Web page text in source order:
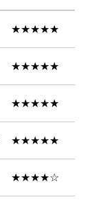
★★★★★
★★★★★
★★★★★
★★★★★
★★★★☆